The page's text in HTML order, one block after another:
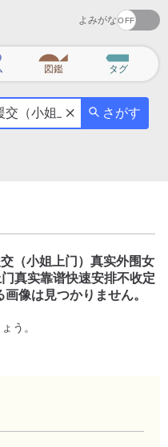
よみがな
図鑑 タグ
さがす
（小姐上门）真实外围女
真实靠谱快速安排不收定
画像は見つかりません。
う。